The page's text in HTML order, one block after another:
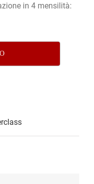
in 4 mensilità: